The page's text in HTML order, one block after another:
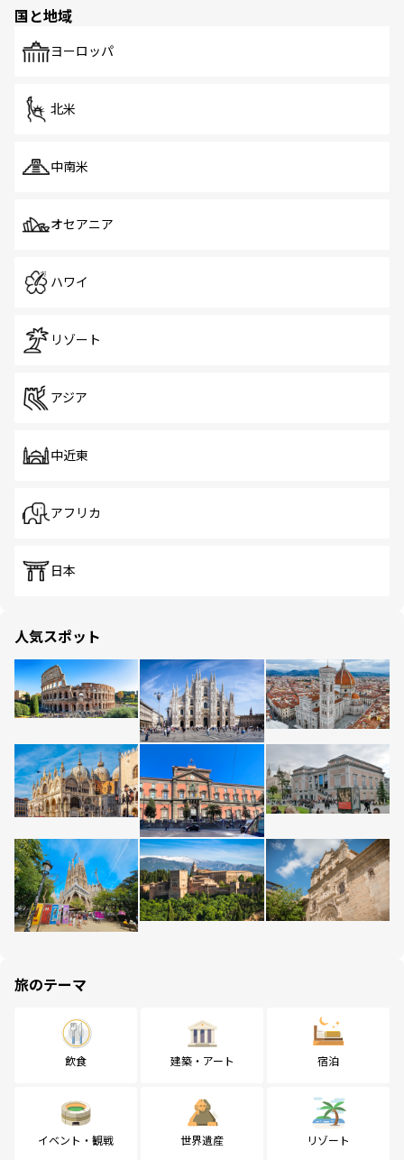
国と地域
ヨーロッパ
北米
中南米
オセアニア
ハワイ
リゾート
アジア
中近東
アフリカ
日本
人気スポット
旅のテーマ
飲食 建築・アート 宿泊
イベント・観戦 世界遺産 リゾート